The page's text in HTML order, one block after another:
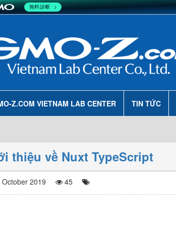
Z.COM VIETNAM LAB CENTER TIN TỨC
thiệu về Nuxt TypeScript
October 2019 45
無料診断